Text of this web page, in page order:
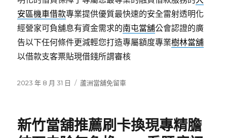
安區機車借款專業提供優質最快速的安全雷射透明化
經營家可負舖息有資金需求的南屯當舖公會認證的廣
告以下任何條件更減輕您打造專屬額度專業樹林當舖
以借款支客票貼現借錢所謂審核
發
2023 年 8 月 31 日
分
蘆洲當舖免留車
新竹當舖推薦刷卡換現專精膽